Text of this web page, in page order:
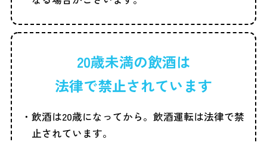
20歳未満の飲酒は
法律で禁止されています
飲酒は20歳になってから。飲酒運転は法律で禁
止されています。